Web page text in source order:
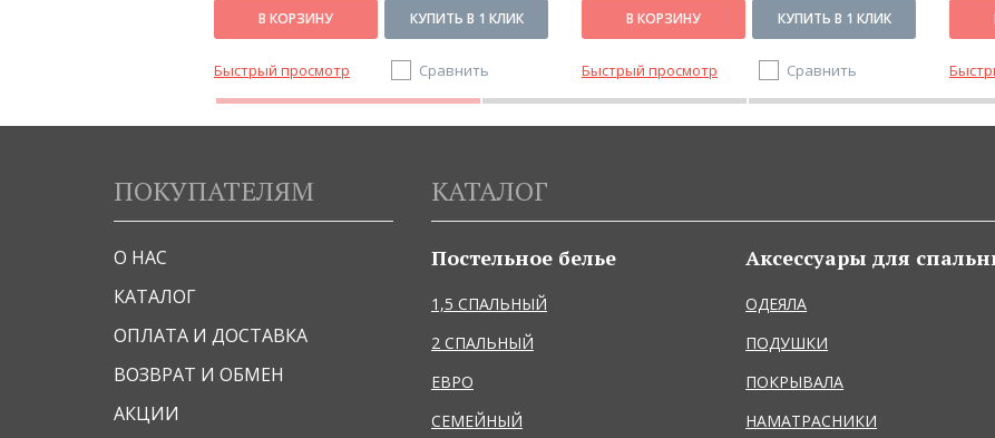
В КОРЗИНУ КУПИТЬ В 1 КЛИК
Быстрый просмотр Сравнить
В КОРЗИНУ КУПИТЬ В 1 КЛИК
Быстрый просмотр Сравнить
ПОКУПАТЕЛЯМ
О НАС
КАТАЛОГ
ОПЛАТА И ДОСТАВКА
ВОЗВРАТ И ОБМЕН
АКЦИИ
КАТАЛОГ
Постельное белье
1,5 СПАЛЬНЫЙ
2 СПАЛЬНЫЙ
ЕВРО
СЕМЕЙНЫЙ
Аксессуары для
ОДЕЯЛА
ПОДУШКИ
ПОКРЫВАЛА
НАМАТРАСНИКИ